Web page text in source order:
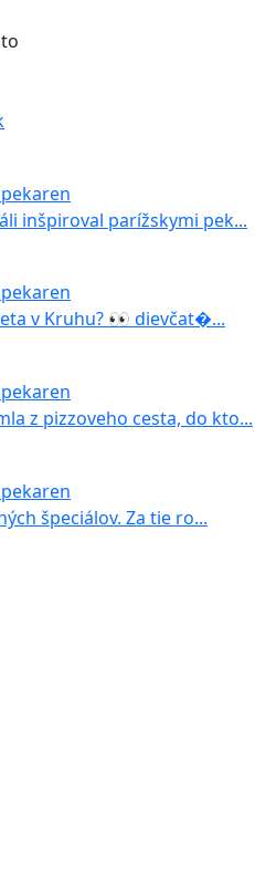
inšpiroval parížskymi pek...
v Kruhu? 👀 dievčat�...
z pizzoveho cesta, do kto...
špeciálov. Za tie ro...